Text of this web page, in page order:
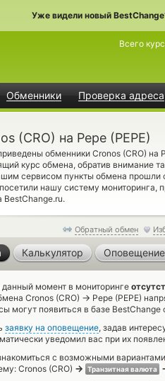
Уже видели новый
Обменники Проверка адреса
Всего
(CRO) на Pepe (PEPE)
обменники Cronos (CRO) на
курс обмена, обратив внимание
сервисом пункты обмена прошли
нашу систему мониторинга,
BestChange.ru.
Обратный обмен
Калькулятор Оповещение
момент в мониторинге
Cronos (CRO) → Pepe (PEPE)
могут появиться в базе BestChange
заявку на оповещение, задав
уведомил вас при их
с возможными вариантами
Cronos (CRO) → Транзитная валюта